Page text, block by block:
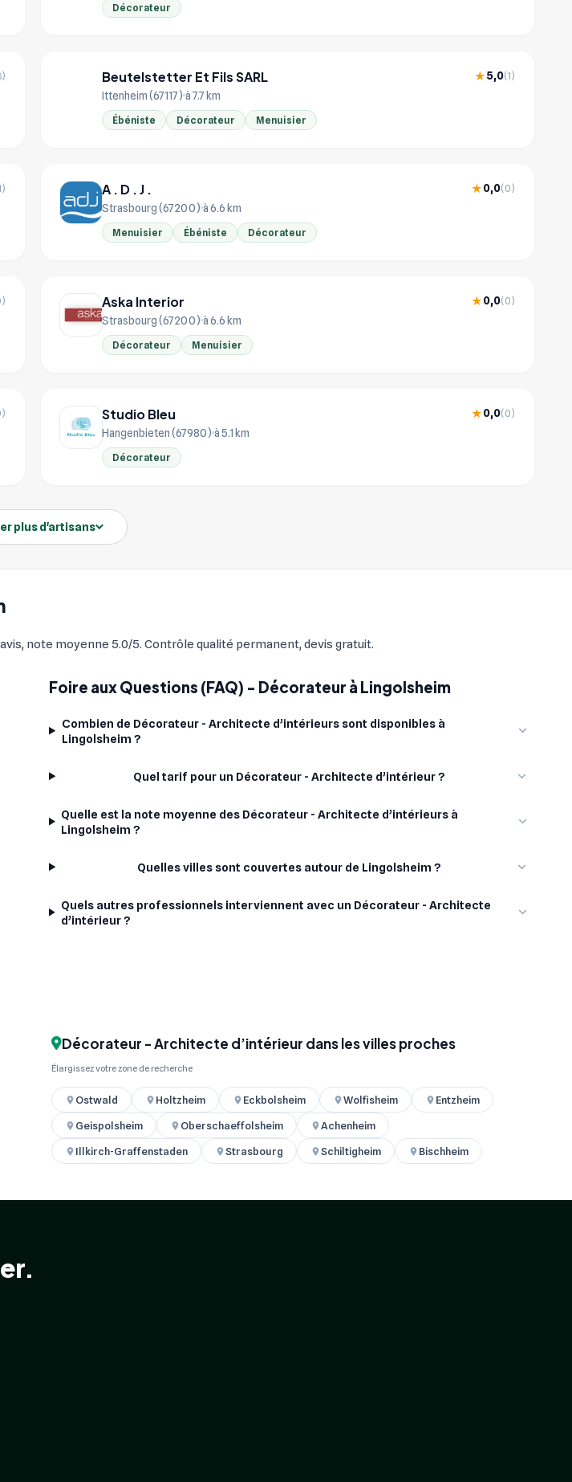
note moyenne 5.0/5. Contrôle qualité permanent, devis gratuit.
Foire aux Questions (FAQ) - Décorateur à Lingolsheim
Combien de Décorateur - Architecte d’intérieurs sont disponibles à
Lingolsheim ?
Quel tarif pour un Décorateur - Architecte d’intérieur ?
Quelle est la note moyenne des Décorateur - Architecte d’intérieurs à
Lingolsheim ?
Quelles villes sont couvertes autour de Lingolsheim ?
Quels autres professionnels interviennent avec un Décorateur - Architecte
d’intérieur ?
Décorateur - Architecte d’intérieur dans les villes proches
Élargissez votre zone de recherche
Ostwald Holtzheim Eckbolsheim Wolfisheim
Entzheim
Geispolsheim
Oberschaeffolsheim
Achenheim
Illkirch-Graffenstaden
Strasbourg Schiltigheim Bischheim
Décorateur
Beutelstetter Et Fils SARL ★5,0(1)
Ittenheim (67117) à 7.7 km
Ébéniste Décorateur Menuisier
A . D . J . ★0,0(0)
Strasbourg (67200) à 6.6 km
Menuisier Ébéniste Décorateur
Aska Interior ★0,0(0)
Strasbourg (67200) à 6.6 km
Décorateur Menuisier
Studio Bleu ★0,0(0)
Hangenbieten (67980) à 5.1 km
Décorateur
plus d'artisans